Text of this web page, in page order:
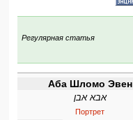
Регулярная статья
Аба Шломо Эвен
אבא אבן
Портрет